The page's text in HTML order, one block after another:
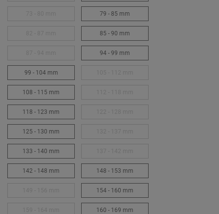
79 - 85 mm
85 - 90 mm
94 - 99 mm
99 - 104 mm
108 - 115 mm
118 - 123 mm
125 - 130 mm
133 - 140 mm
142 - 148 mm 148 - 153 mm
154 - 160 mm
160 - 169 mm